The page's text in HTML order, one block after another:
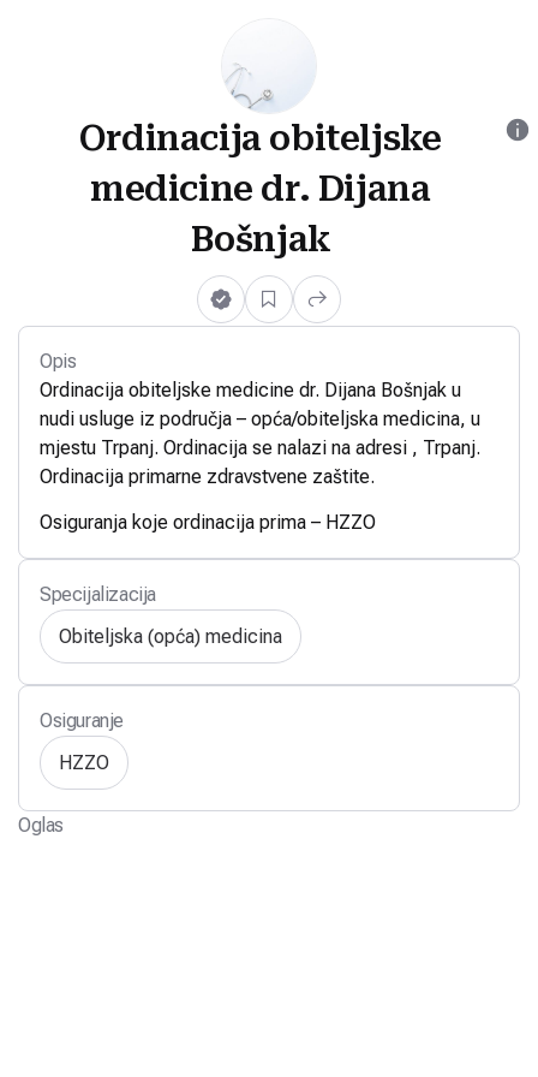
Ordinacija obiteljske
medicine dr. Dijana
Bošnjak
Opis
Ordinacija obiteljske medicine dr. Dijana Bošnjak u
nudi usluge iz područja – opća/obiteljska medicina, u
mjestu Trpanj. Ordinacija se nalazi na adresi , Trpanj.
Ordinacija primarne zdravstvene zaštite.
Osiguranja koje ordinacija prima – HZZO
Specijalizacija
Obiteljska (opća) medicina
Osiguranje
HZZO
Oglas